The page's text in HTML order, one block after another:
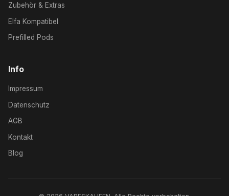
Zubehör & Extras
Elfa Kompatibel
Prefilled Pods
Info
Impressum
Datenschutz
AGB
Kontakt
Blog